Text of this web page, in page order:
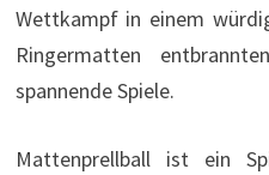
Wettkampf in einem
Ringermatten
spannende Spiele.
Mattenprellball ist ein